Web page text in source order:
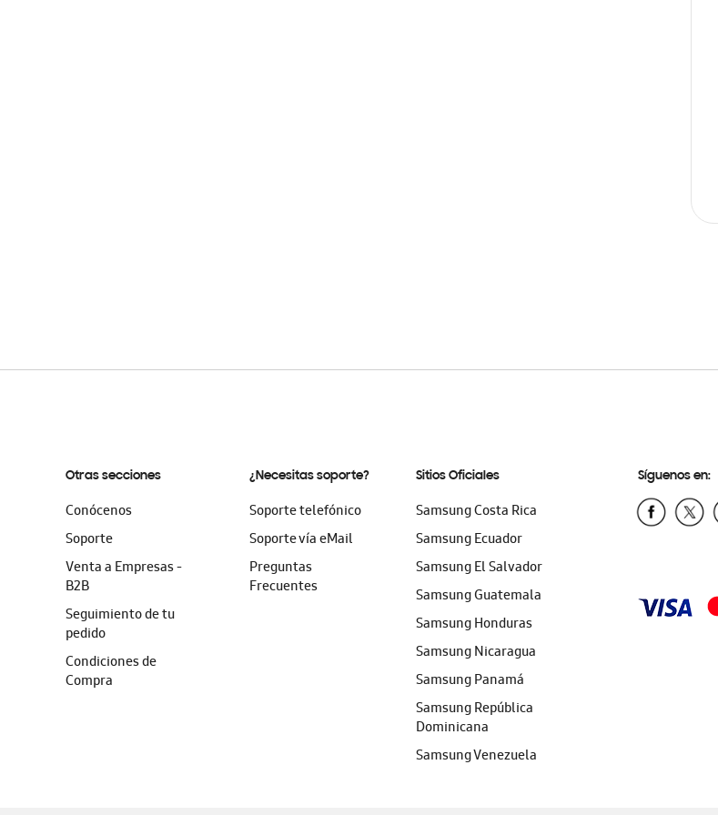
Otras secciones
Conócenos
Soporte
Venta a Empresas -
B2B
Seguimiento de tu
pedido
Condiciones de
Compra
¿Necesitas soporte?
Soporte telefónico
Soporte vía eMail
Preguntas
Frecuentes
Sitios Oficiales
Samsung Costa Rica
Samsung Ecuador
Samsung El Salvador
Samsung Guatemala
Samsung Honduras
Samsung Nicaragua
Samsung Panamá
Samsung República
Dominicana
Samsung Venezuela
Síguenos en: